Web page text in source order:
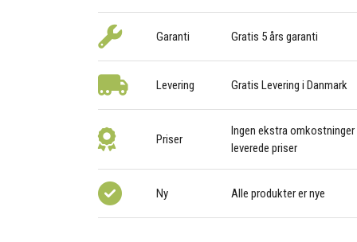
Garanti Gratis 5 års garanti
Levering Gratis Levering i Danmark
Priser
Ingen ekstra omkostninger
leverede priser
Ny Alle produkter er nye